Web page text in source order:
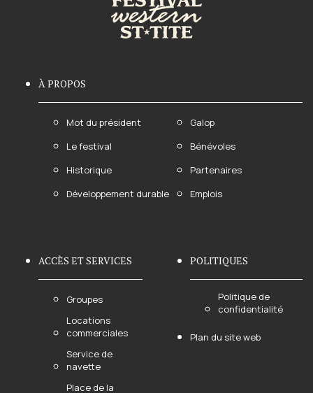
À PROPOS
Mot du président
Le festival
Historique
Développement durable
Galop
Bénévoles
Partenaires
Emplois
ACCÈS ET SERVICES
Groupes
Locations
commerciales
Service de
navette
Place de la
POLITIQUES
Politique de
confidentialité
Plan du site web